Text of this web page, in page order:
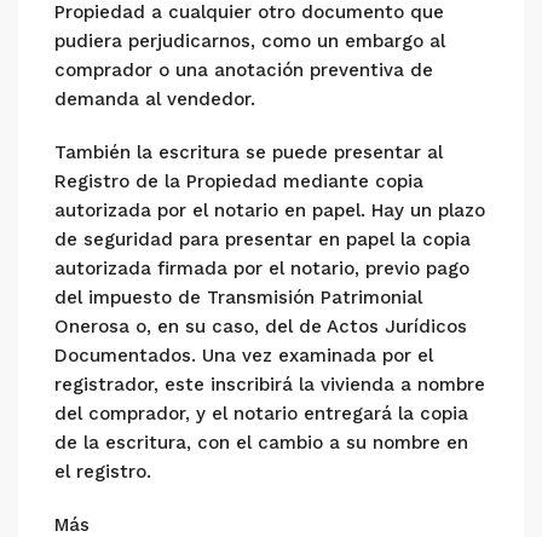
Propiedad a cualquier otro documento que
pudiera perjudicarnos, como un embargo al
comprador o una anotación preventiva de
demanda al vendedor.
También la escritura se puede presentar al
Registro de la Propiedad mediante copia
autorizada por el notario en papel. Hay un plazo
de seguridad para presentar en papel la copia
autorizada firmada por el notario, previo pago
del impuesto de Transmisión Patrimonial
Onerosa o, en su caso, del de Actos Jurídicos
Documentados. Una vez examinada por el
registrador, este inscribirá la vivienda a nombre
del comprador, y el notario entregará la copia
de la escritura, con el cambio a su nombre en
el registro.
Más